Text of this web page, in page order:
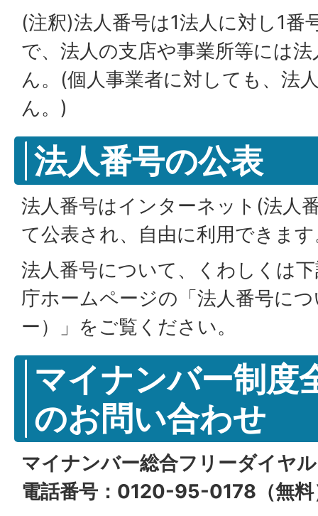
(注釈)法人番号は1法人に対し1番
で、法人の支店や事業所等には
ん。(個人事業者に対しても、法
ん。)
法人番号の公表
法人番号はインターネット(法人
て公表され、自由に利用できま
法人番号について、くわしくは
庁ホームページの「法人番号に
ー）」をご覧ください。
マイナンバー制度
のお問い合わせ
マイナンバー総合フリーダイヤル
電話番号：0120-95-0178（無料